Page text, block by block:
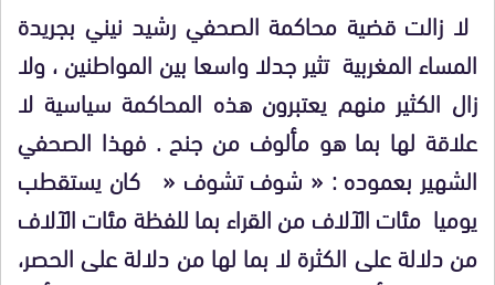
لا زالت قضية محاكمة الصحفي رشيد نيني بجريدة
المساء المغربية تثير جدلا واسعا بين المواطنين ، ولا
زال الكثير منهم يعتبرون هذه المحاكمة سياسية لا
علاقة لها بما هو مألوف من جنح . فهذا الصحفي
الشهير بعموده : « شوف تشوف « كان يستقطب
يوميا مئات الآلاف من القراء بما للفظة مئات الآلاف
من دلالة على الكثرة لا بما لها من دلالة على الحصر،